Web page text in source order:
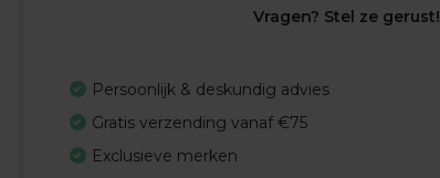
Vragen? Stel ze gerust!
Persoonlijk & deskundig advies
Gratis verzending vanaf €75
Exclusieve merken